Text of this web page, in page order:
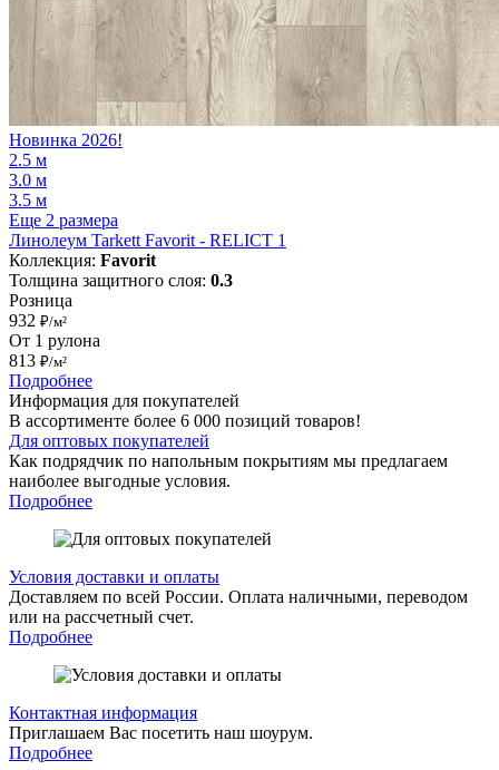
Новинка 2026!
2.5 м
3.0 м
3.5 м
Еще 2 размера
Линолеум Tarkett Favorit - RELICT 1
Коллекция: Favorit
Толщина защитного слоя: 0.3
Розница
932 ₽/м²
От 1 рулона
813 ₽/м²
Подробнее
Информация для покупателей
В ассортименте более 6 000 позиций товаров!
Для оптовых покупателей
Как подрядчик по напольным покрытиям мы предлагаем
наиболее выгодные условия.
Подробнее
Условия доставки и оплаты
Доставляем по всей России. Оплата наличными, переводом
или на рассчетный счет.
Подробнее
Контактная информация
Приглашаем Вас посетить наш шоурум.
Подробнее